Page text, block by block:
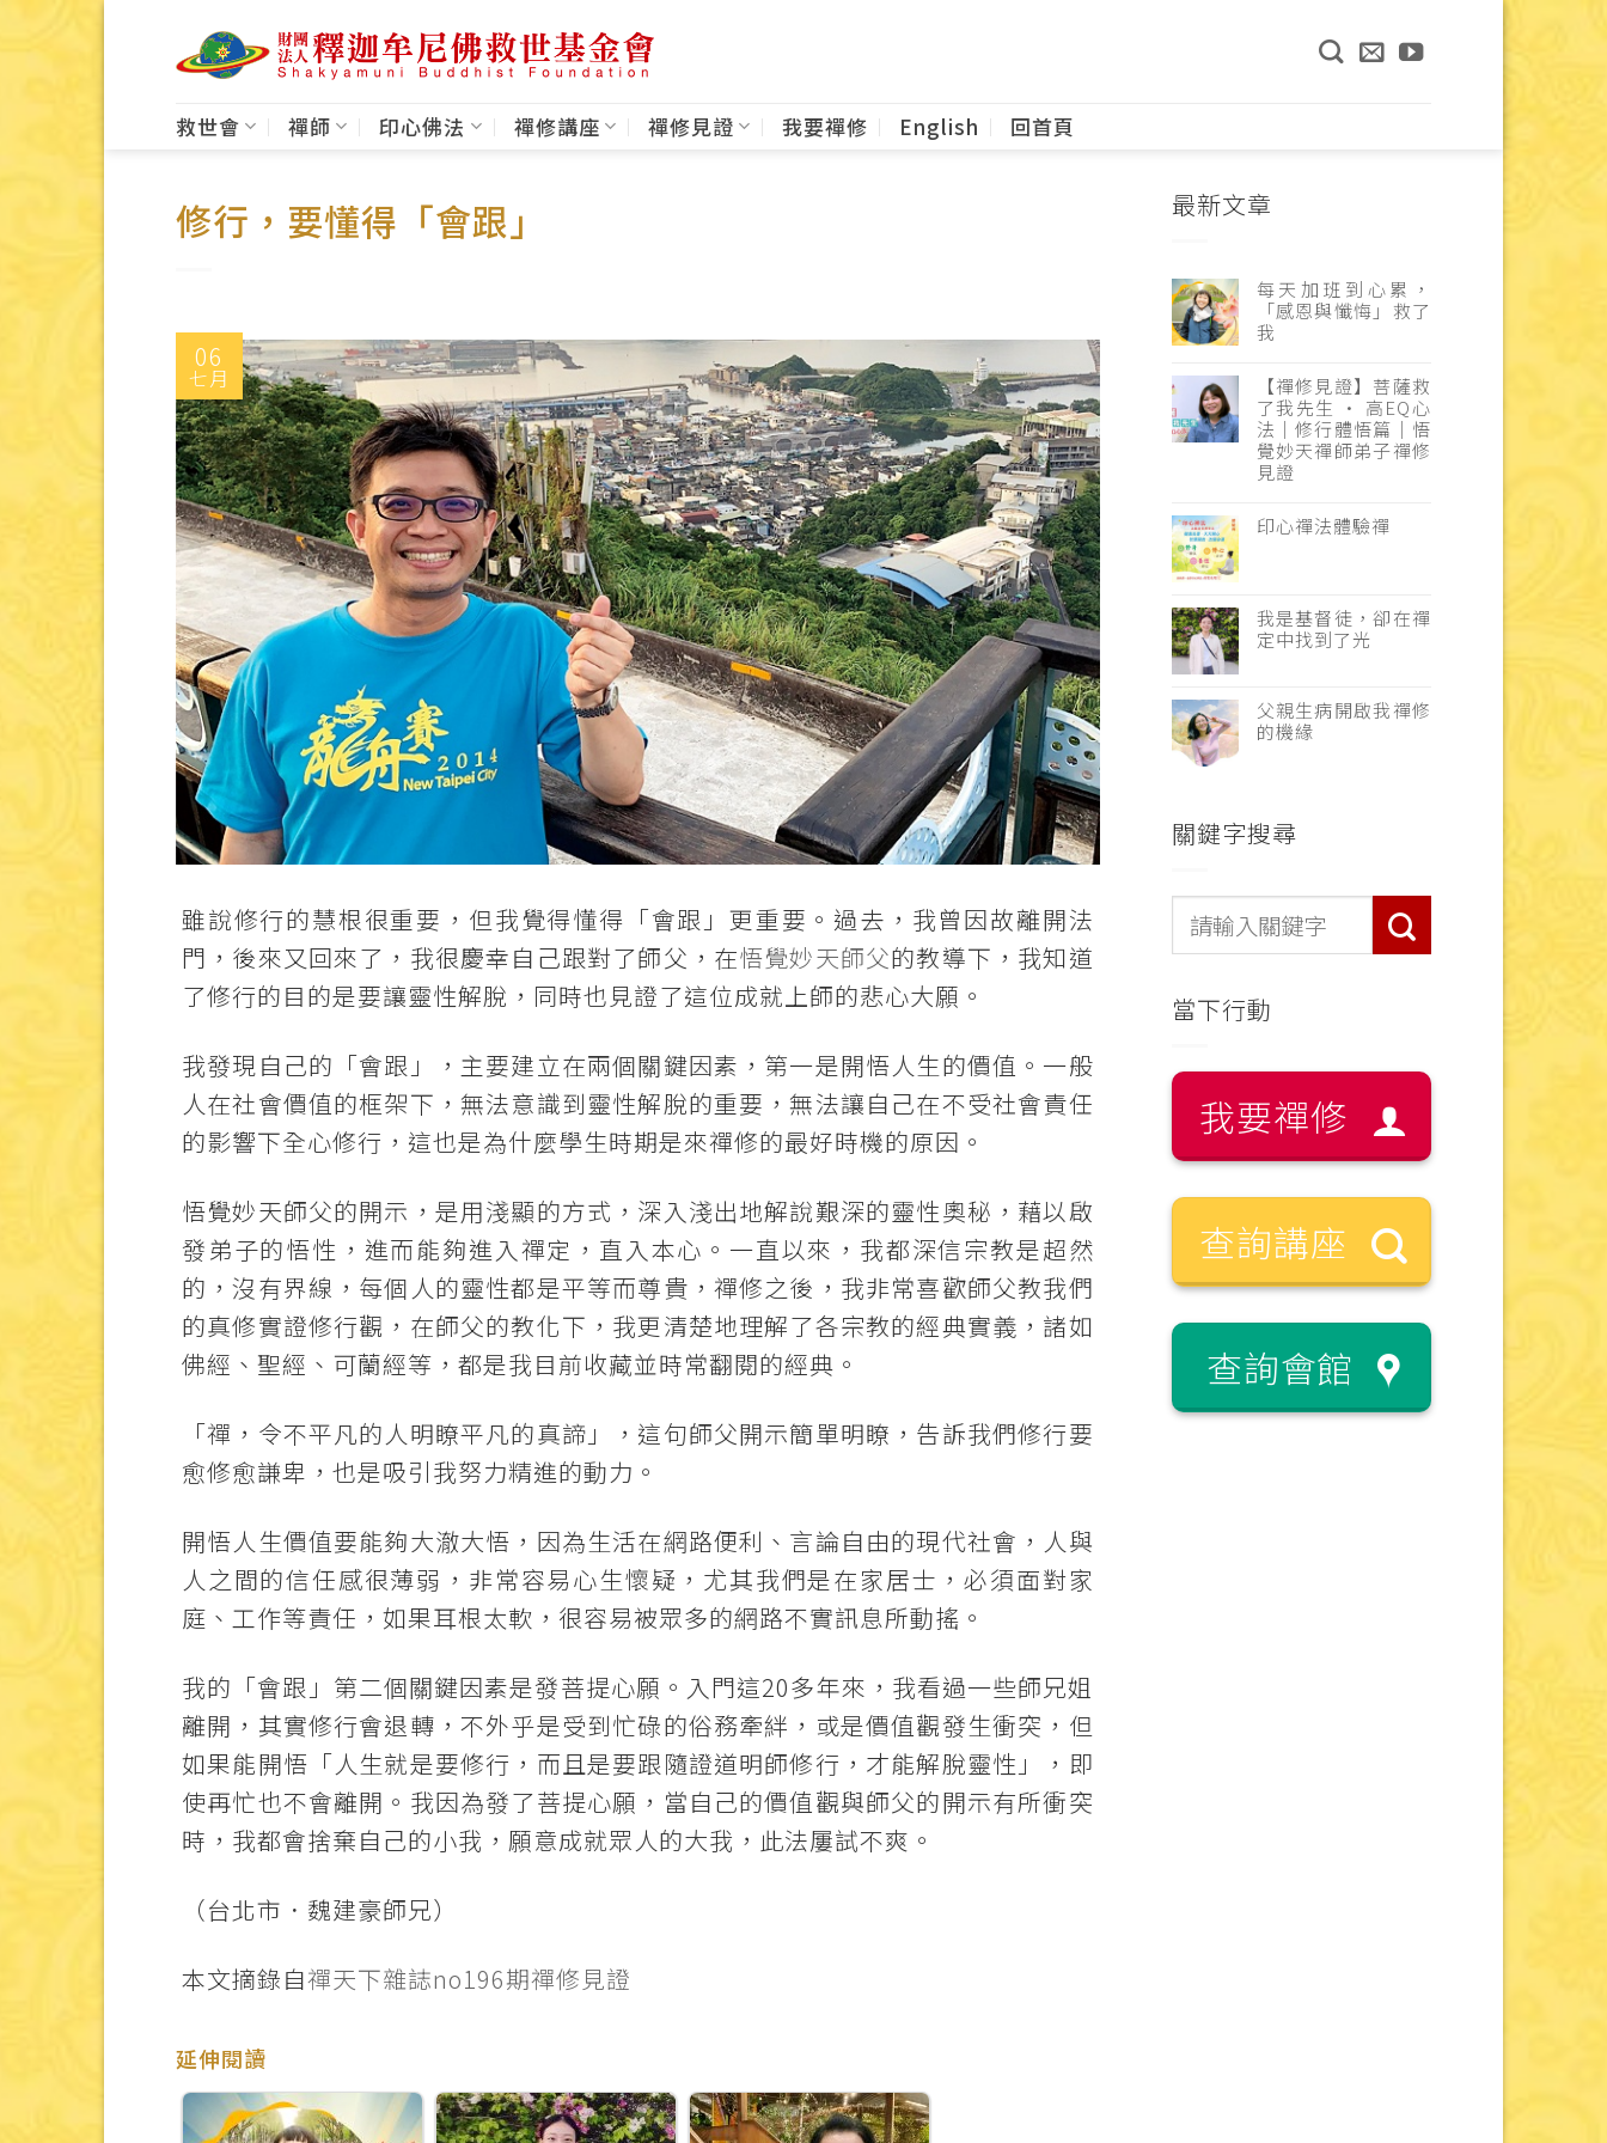
救世會 禪師 印心佛法 禪修講座 禪修見證 我要禪修 English 回首頁
修行，要懂得「會跟」
06
七月
雖說修行的慧根很重要，但我覺得懂得「會跟」更重要。過去，我曾因故離開法
門，後來又回來了，我很慶幸自己跟對了師父，在悟覺妙天師父的教導下，我知道
了修行的目的是要讓靈性解脫，同時也見證了這位成就上師的悲心大願。
我發現自己的「會跟」，主要建立在兩個關鍵因素，第一是開悟人生的價值。一般
人在社會價值的框架下，無法意識到靈性解脫的重要，無法讓自己在不受社會責任
的影響下全心修行，這也是為什麼學生時期是來禪修的最好時機的原因。
悟覺妙天師父的開示，是用淺顯的方式，深入淺出地解說艱深的靈性奧秘，藉以啟
發弟子的悟性，進而能夠進入禪定，直入本心。一直以來，我都深信宗教是超然
的，沒有界線，每個人的靈性都是平等而尊貴，禪修之後，我非常喜歡師父教我們
的真修實證修行觀，在師父的教化下，我更清楚地理解了各宗教的經典實義，諸如
佛經、聖經、可蘭經等，都是我目前收藏並時常翻閱的經典。
「禪，令不平凡的人明瞭平凡的真諦」，這句師父開示簡單明瞭，告訴我們修行要
愈修愈謙卑，也是吸引我努力精進的動力。
開悟人生價值要能夠大澈大悟，因為生活在網路便利、言論自由的現代社會，人與
人之間的信任感很薄弱，非常容易心生懷疑，尤其我們是在家居士，必須面對家
庭、工作等責任，如果耳根太軟，很容易被眾多的網路不實訊息所動搖。
我的「會跟」第二個關鍵因素是發菩提心願。入門這20多年來，我看過一些師兄姐
離開，其實修行會退轉，不外乎是受到忙碌的俗務牽絆，或是價值觀發生衝突，但
如果能開悟「人生就是要修行，而且是要跟隨證道明師修行，才能解脫靈性」，即
使再忙也不會離開。我因為發了菩提心願，當自己的價值觀與師父的開示有所衝突
時，我都會捨棄自己的小我，願意成就眾人的大我，此法屢試不爽。
（台北市．魏建豪師兄）
本文摘錄自禪天下雜誌no196期禪修見證
延伸閱讀
最新文章
每天加班到心累，
「感恩與懺悔」救了
我
【禪修見證】菩薩救
了我先生 · 高EQ心
法｜修行體悟篇｜悟
覺妙天禪師弟子禪修
見證
印心禪法體驗禪
我是基督徒，卻在禪
定中找到了光
父親生病開啟我禪修
的機緣
關鍵字搜尋
當下行動
我要禪修
查詢講座
查詢會館